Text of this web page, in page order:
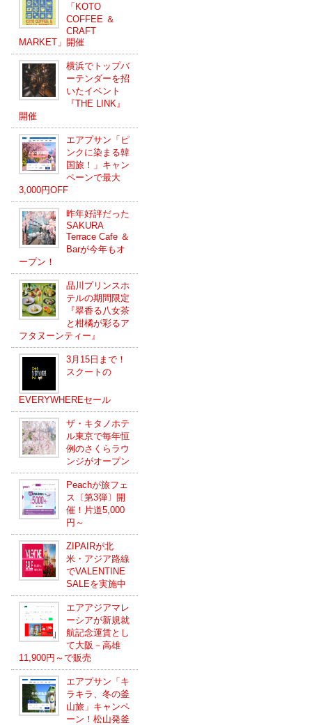
「KOTO
COFFEE ＆
CRAFT
MARKET」開催
横浜でトップバ
ーテンダーを招
いたイベント
『THE LINK』
開催
エアプサン「ピ
ンクに染まる韓
国旅！」キャン
ペーンで最大
3,000円OFF
昨年好評だった
SAKURA
Terrace Cafe ＆
Barが今年もオ
ープン！
品川プリンスホ
テルの期間限定
『翠香る八女茶
と柑橘が彩るア
フタヌーンティー』
3月15日まで！
スクートの
EVERYWHEREセール
ザ・キタノホテ
ル東京で毎年恒
例のさくらラウ
ンジがオープン
Peachが旅フェ
ス〔第3弾〕開
催！片道5,000
円～
ZIPAIRが北
米・アジア路線
でVALENTINE
SALEを実施中
エアアジアマレ
ーシアが新規就
航記念運賃とし
て大阪－高雄
11,900円～で販売
エアプサン「キ
ラキラ、冬の釜
山旅」キャンペ
ーン！松山発釜